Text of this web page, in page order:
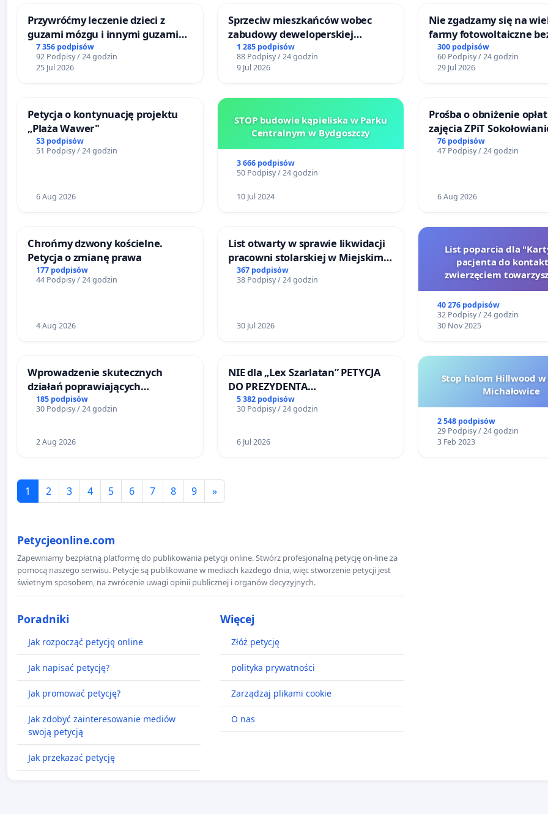
Przywróćmy leczenie dzieci z
guzami mózgu i innymi guzami
litymi do Górnośląskiego
Centrum Zdrowia Dziecka w
Katowicach
7 356 podpisów
92 Podpisy / 24 godzin
25 Jul 2026
Sprzeciw mieszkańców wobec
zabudowy deweloperskiej
terenow zielonych w rejonie
Bulwarów Straceńskich w Bielsku-
Białej
1 285 podpisów
88 Podpisy / 24 godzin
9 Jul 2026
Nie zgadzamy się na
farmy fotowoltaiczne
rzetelnych analiz i
mieszkańców
300 podpisów
60 Podpisy / 24 godzin
29 Jul 2026
Petycja o kontynuację projektu
„Plaża Wawer"
53 podpisów
51 Podpisy / 24 godzin
6 Aug 2026
STOP budowie kąpieliska w Parku
Centralnym w Bydgoszczy
3 666 podpisów
50 Podpisy / 24 godzin
10 Jul 2024
Prośba o obniżenie
zajęcia ZPiT
Sokołowskim Ośrodku
76 podpisów
47 Podpisy / 24 godzin
6 Aug 2026
Chrońmy dzwony kościelne.
Petycja o zmianę prawa
177 podpisów
44 Podpisy / 24 godzin
4 Aug 2026
List otwarty w sprawie likwidacji
pracowni stolarskiej w Miejskim
Teatrze Miniatura w Gdańsku
367 podpisów
38 Podpisy / 24 godzin
30 Jul 2026
List poparcia dla
pacjenta do
zwierzęciem
40 276 podpisów
32 Podpisy / 24 godzin
30 Nov 2025
Wprowadzenie skutecznych
działań poprawiających
bezpieczeństwo na ulicy
Żeromskiego w Otwocku
185 podpisów
30 Podpisy / 24 godzin
2 Aug 2026
NIE dla „Lex Szarlatan” PETYCJA
DO PREZYDENTA
RZECZYPOSPOLITEJ POLSKIEJ
5 382 podpisów
30 Podpisy / 24 godzin
6 Jul 2026
Stop halom Hillwood
Michałowice
2 548 podpisów
29 Podpisy / 24 godzin
3 Feb 2023
1 2 3 4 5 6 7 8 9 »
Petycjeonline.com
Zapewniamy bezpłatną platformę do publikowania petycji online. Stwórz profesjonalną petycję on-line za
pomocą naszego serwisu. Petycje są publikowane w mediach każdego dnia, więc stworzenie petycji jest
świetnym sposobem, na zwrócenie uwagi opinii publicznej i organów decyzyjnych.
Poradniki
Jak rozpocząć petycję online
Jak napisać petycję?
Jak promować petycję?
Jak zdobyć zainteresowanie mediów
swoją petycją
Jak przekazać petycję
Więcej
Złóż petycję
polityka prywatności
Zarządzaj plikami cookie
O nas